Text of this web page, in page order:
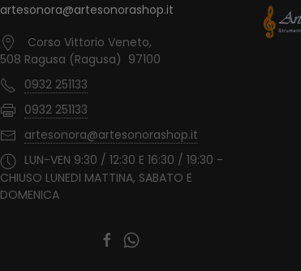
artesonora@artesonorashop.it
Corso Vittorio Veneto,
508 Ragusa (Ragusa) 97100
0932 251133
0932 251133
artesonora@artesonorashop.it
LUN-VEN 9:30 / 12:30 E 16:30 / 19:30 -
CHIUSO LUNEDI MATTINA, SABATO E
DOMENICA